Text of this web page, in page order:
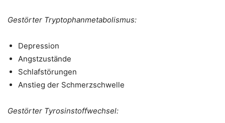
Gestörter Tryptophanmetabolismus:
Depression
Angstzustände
Schlafstörungen
Anstieg der Schmerzschwelle
Gestörter Tyrosinstoffwechsel: